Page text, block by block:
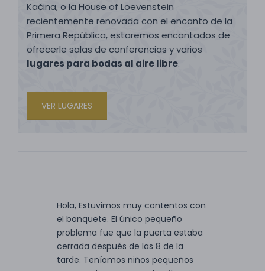
Kačina, o la House of Loevenstein
recientemente renovada con el encanto de la
Primera República, estaremos encantados de
ofrecerle salas de conferencias y varios
lugares para bodas al aire libre.
VER LUGARES
Hola, Estuvimos muy contentos con
el banquete. El único pequeño
problema fue que la puerta estaba
cerrada después de las 8 de la
tarde. Teníamos niños pequeños